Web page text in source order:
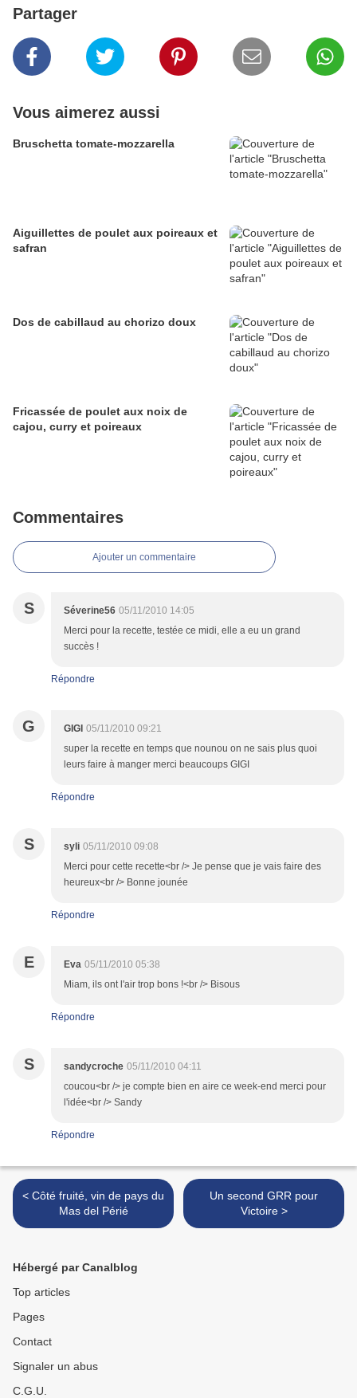
Partager
Vous aimerez aussi
Bruschetta tomate-mozzarella
Aiguillettes de poulet aux poireaux et
safran
Dos de cabillaud au chorizo doux
Fricassée de poulet aux noix de
cajou, curry et poireaux
Commentaires
Ajouter un commentaire
S Séverine56 05/11/2010 14:05
Merci pour la recette, testée ce midi, elle a eu un grand
succès !
Répondre
G GIGI 05/11/2010 09:21
super la recette en temps que nounou on ne sais plus quoi
leurs faire à manger merci beaucoups GIGI
Répondre
S syli 05/11/2010 09:08
Merci pour cette recette<br /> Je pense que je vais faire des
heureux<br /> Bonne jounée
Répondre
E Eva 05/11/2010 05:38
Miam, ils ont l'air trop bons !<br /> Bisous
Répondre
S sandycroche 05/11/2010 04:11
coucou<br /> je compte bien en aire ce week-end merci pour
l'idée<br /> Sandy
Répondre
< Côté fruité, vin de pays du
Mas del Périé
Un second GRR pour
Victoire >
Hébergé par Canalblog
Top articles
Pages
Contact
Signaler un abus
C.G.U.